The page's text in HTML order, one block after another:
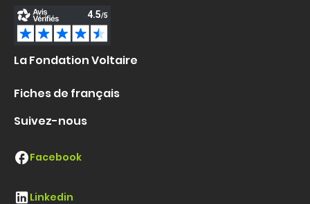
La Fondation Voltaire
Fiches de français
Suivez-nous
Facebook
Linkedin